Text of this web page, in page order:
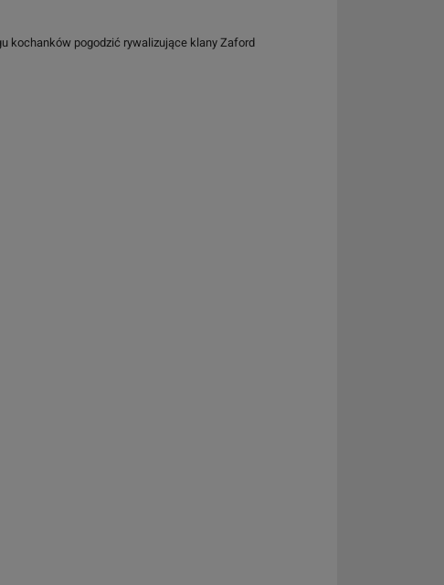
kochanków pogodzić rywalizujące klany Zaford